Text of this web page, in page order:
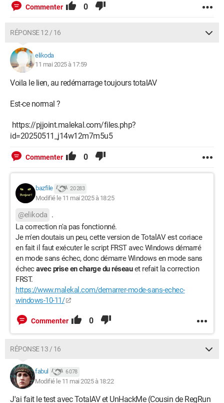
Commenter 0
RÉPONSE 12 / 16
elikoda
11 mai 2025 à 17:59
Voila le lien, au redémarrage toujours totalAV
Est-ce normal ?
https://pjjoint.malekal.com/files.php?
id=20250511_j14w12m7m5u5
Commenter 0
bazfile 20 283
Modifié le 11 mai 2025 à 18:25
@elikoda .
La correction n'a pas fonctionné.
Je m'en doutais un peu, cette version de TotalAV est coriace
en fait il faut exécuter le script FRST avec Windows démarré
en mode sans échec, donc démarre Windows en mode sans
échecavec prise en charge du réseauet refait la correction
FRST.
https://www.malekal.com/demarrer-mode-sans-echec-
windows-10-11/
Commenter 0
RÉPONSE 13 / 16
fabul 6 078
Modifié le 11 mai 2025 à 18:22
J'ai fait le test avec TotalAV et UnHackMe (Cousin de RegRun